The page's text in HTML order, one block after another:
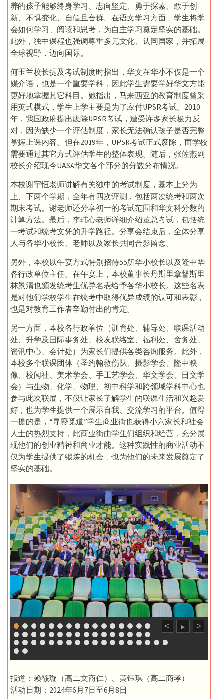
养的孩子能够终身学习、志向坚定、勇于探索、敢于创
新、不惧变化、自信且合群。在语文学习方面，学生将学
会如何学习、阅读和思考，为自主学习奠定坚实的基础。
此外，独中课程也强调尊重多元文化、认同国家，并拓展
全球视野，迈向国际。
何玉兰校长提及考试制度时指出，华文在华小不仅是一个
媒介语，也是一个重要学科，因此学生需要学好华文方能
更好地掌握其它科目。她指出，马来西亚的教育制度曾采
用英式模式，学生上学主要是为了应付UPSR考试。2010
年，我国政府提出废除UPSR考试，遭受许多家长极力反
对，因为缺少一个评估制度，家长无法确认孩子是否完整
掌握上课内容。但在2019年，UPSR考试正式废除，而学校
需要通过其它方式评估学生的整体表现。随后，张佐燕副
校长介绍现今UASA华文各个部分的分数分布情况。
本校谢宇恒老师讲解有关独中的考试制度，基本上分为
上、下两个学期，全年有四次评测，包括两次统考和两次
期末考试。谢老师还分享初一的考试范围和华文科分数的
计算方法。最后，李玮心老师详细介绍董总考试，包括统
一考试和统考文凭的升学路径。分享会结束后，全体分享
人与各华小校长、老师以及家长共同合影留念。
另外，本校以午宴方式特别招待55所华小校长以及隆中华
各行政单位主任。在午宴上，本校董事长丹斯里拿督斯里
林景清也颁发统考生优异名表给予各华小校长。这些名表
是对他们学校学生在统考中取得优异成绩的认可和表彰，
也是对教育工作者辛勤付出的肯定。
另一方面，本校各行政单位（训育处、辅导处、联课活动
处、升学及国际事务处、校友联络室、福利处、舍务处、
资讯中心、会计处）为家长们提供各类咨询服务。此外，
本校多个联课团体（圣约翰救伤队、摄影学会、隆中映
像、校闻社、美术学会、手工艺学会、华文学会、日文学
会）与生物、化学、物理、初中科学和跨领域学科中心也
参与此次联展，不仅让家长了解学生的联课生活和兴趣爱
好，也为学生提供一个展示自我、交流学习的平台。值得
一提的是，“寻鎏觅道”学生商业街也获得小六家长和社会
人士的热烈支持，此商业街由学生们组织和经营，充分展
现他们的创业精神和商业才能。这种实践性的商业活动不
仅为学生提供了锻炼的机会，也为他们的未来发展奠定了
坚实的基础。
< ► >
报道：赖筱璇（高二文商仁）、黄钰琪（高二商孝）
活动日期：2024年6月7日至6月8日